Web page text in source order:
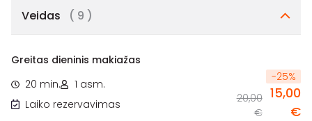
Veidas ( 9 )
Greitas dieninis makiažas
20 min.
1 asm.
Laiko rezervavimas
-25%
20,00
€
15,00
€